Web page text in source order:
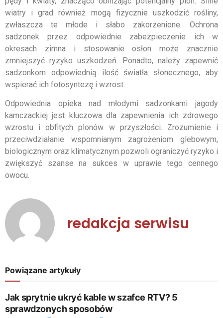
wiatry i grad również mogą fizycznie uszkodzić rośliny,
zwłaszcza te młode i słabo zakorzenione. Ochrona
sadzonek przez odpowiednie zabezpieczenie ich w
okresach zimna i stosowanie osłon może znacznie
zmniejszyć ryzyko uszkodzeń. Ponadto, należy zapewnić
sadzonkom odpowiednią ilość światła słonecznego, aby
wspierać ich fotosyntezę i wzrost.
Odpowiednia opieka nad młodymi sadzonkami jagody
kamczackiej jest kluczowa dla zapewnienia ich zdrowego
wzrostu i obfitych plonów w przyszłości. Zrozumienie i
przeciwdziałanie wspomnianym zagrożeniom glebowym,
biologicznym oraz klimatycznym pozwoli ograniczyć ryzyko i
zwiększyć szanse na sukces w uprawie tego cennego
owocu.
redakcja serwisu
Powiązane artykuły
Jak sprytnie ukryć kable w szafce RTV? 5
sprawdzonych sposobów